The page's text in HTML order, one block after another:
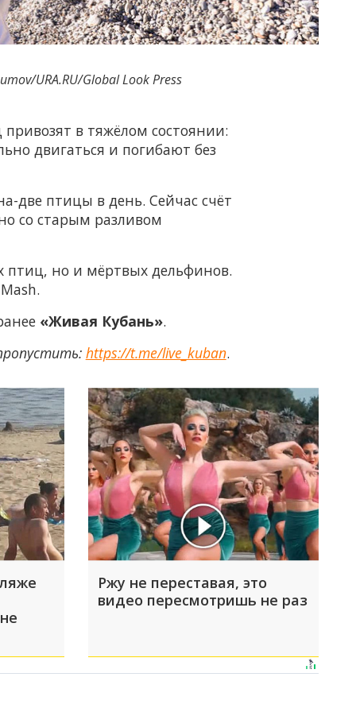
URA.RU/Global Look Press
в тяжёлом состоянии:
двигаться и погибают без
две птицы в день. Сейчас счёт
со старым разливом
птиц, но и мёртвых дельфинов.
«Живая Кубань».
https://t.me/live_kuban.
Ржу не переставая, это
видео пересмотришь не раз